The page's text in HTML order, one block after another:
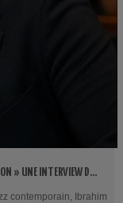
» UNE INTERVIEW DE
contemporain, Ibrahim